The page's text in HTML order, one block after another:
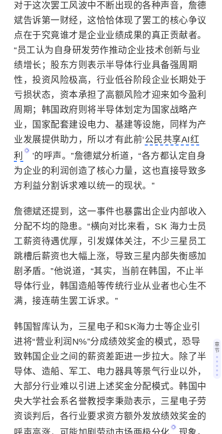
对于这次罢工风波中不断出现的各种声音，詹德
斌告诉第一财经，这恰恰体现了罢工的核心争议
点在于究竟谁才是企业业绩成果的真正贡献者。
“员工认为自身研发劳作推动企业技术创新与业
绩增长；股东方则表示半导体行业具备强周期
性，投资风险极高，行业低谷阶段企业长期处于
亏损状态，资本承担了高额风险才迎来如今盈利
周期；韩国政府则将半导体划定为国家战略产
业，国家配套建设电力、基建等设施，同样为产
业发展提供助力，所以才有此前‘公民共享AI红
利
’的呼声。”詹德斌分析道，“各方都认定自身
为企业的利润创造了核心力量，这也直接导致多
方利益分割诉求难以统一的现状。”
詹德斌还提到，这一事件也暴露出企业内部收入
分配不均的隐患。“横向对比来看，SK 海力士员
工薪资待遇优厚，引发媒体关注，不少三星员工
跳槽后薪资也大幅上涨，导致三星内部失衡感加
剧矛盾。”他说道，“其实，当前在韩国，不止半
导体行业，韩国造船等传统行业从业者也心生不
满，接连萌生罢工诉求。”
韩国智库认为，三星电子和SK海力士等企业引
进将“营业利润N%”分成绩效奖金的模式，恐导
致韩国企业之间的薪资差距进一步拉大。除了半
导体、造船、军工、电力器具等景气行业以外，
大部分行业难以引进上述奖金分配模式。韩国中
央大学社会系名誉教授李秉勋表示，三星电子劳
资谈判后，各行业要求资方额外发放绩效奖金的
章
节